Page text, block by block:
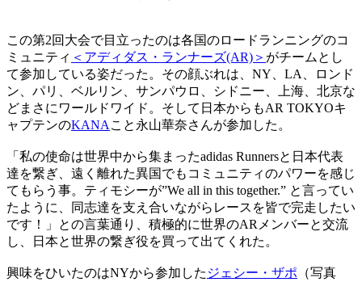
この第2回大会で目立ったのは各国のロードランニングのコ
ミュニティ ＜アディダス・ランナーズ(AR)＞ がチームとし
て参加している姿だった。その顔ぶれは、NY、LA、ロンド
ン、パリ、ベルリン、サンパウロ、シドニー、上海、北京な
どまさにワールドワイド。そして日本からもAR TOKYOキ
ャプテンのKANA こと永山華奈さんが参加した。
「私の使命は世界中から集まったadidas Runnersと日本代表
達を繋ぎ、遠く離れた異国でもコミュニティのパワーを感じ
てもらう事。ティモシーが”We all in this together.” と言ってい
たように、同志達を支え合いながらレースを皆で完走したい
です！」との言葉通り、積極的に世界のARメンバーと交流
し、日本と世界の繋ぎ役を買って出てくれた。
興味をひいたのはNYから参加した ジェシー・ザポ （写真